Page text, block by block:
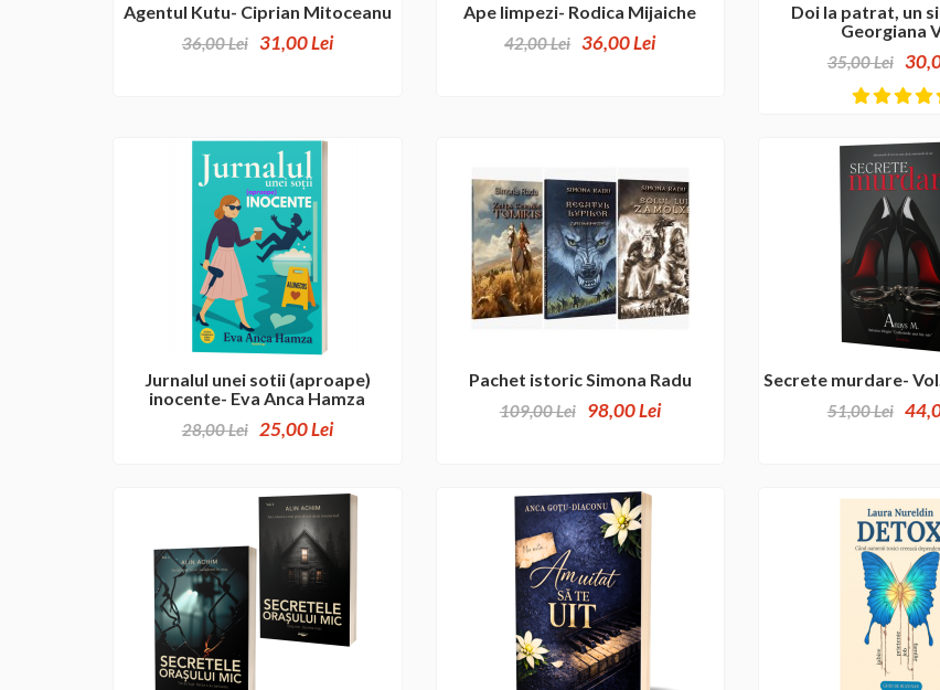
Agentul Kutu- Ciprian Mitoceanu
36,00 Lei 31,00 Lei
Ape limpezi- Rodica Mijaiche
42,00 Lei 36,00 Lei
Doi la patrat, un
Georgiana
35,00 Lei
Jurnalul unei sotii (aproape)
inocente- Eva Anca Hamza
28,00 Lei 25,00 Lei
Pachet istoric Simona Radu
109,00 Lei 98,00 Lei
Secrete murdare-
51,00 Lei